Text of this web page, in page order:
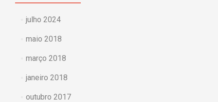
julho 2024
maio 2018
março 2018
janeiro 2018
outubro 2017